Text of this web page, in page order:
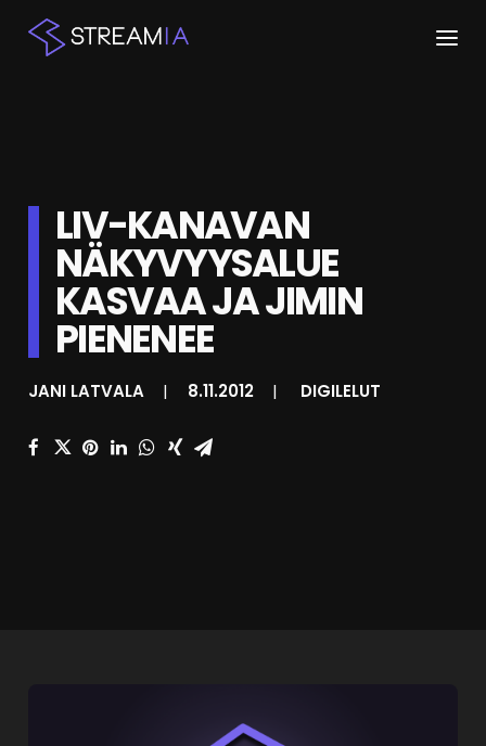
STREAMIT
KESKUSTELU
SHOP
HAKU
LIV-KANAVAN
NÄKYVYYSALUE
KASVAA JA JIMIN
PIENENEE
JANI LATVALA | 8.11.2012 | DIGILELUT